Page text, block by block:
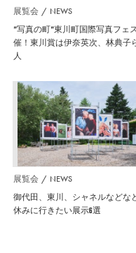
展覧会 NEWS
”写真の町”東川町国際写真フェ
催！東川賞は伊奈英次、林典子
人
展覧会 NEWS
御代田、東川、シャネルなどな
休みに行きたい展示6選